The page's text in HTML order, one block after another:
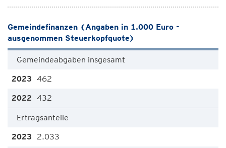
Gemeindefinanzen (Angaben in 1.000 Euro -
ausgenommen Steuerkopfquote)
Gemeindeabgaben insgesamt
462
432
Ertragsanteile
2.033